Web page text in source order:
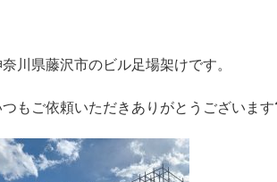
川県藤沢市のビル足場架けです。
つもご依頼いただきありがとうございま